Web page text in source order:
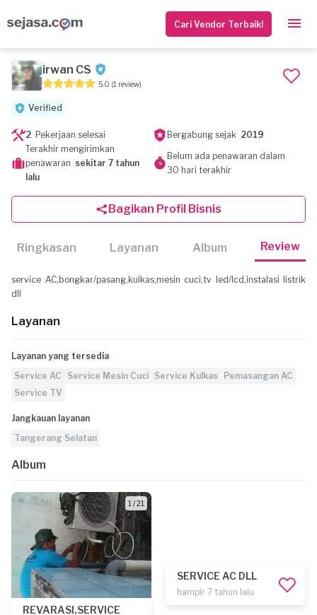
Cari Vendor Terbaik!
irwan CS
5.0 (1 review)
Verified
2 Pekerjaan selesai Bergabung sejak 2019
Terakhir mengirimkan
penawaran sekitar 7 tahun
lalu
Belum ada penawaran dalam
30 hari terakhir
Bagikan Profil Bisnis
Ringkasan Layanan Album Review
service AC,bongkar/pasang,kulkas,mesin cuci,tv led/lcd,instalasi listrik
dll
Layanan
Layanan yang tersedia
Service AC
Service Mesin Cuci Service Kulkas
Pemasangan AC
Service TV
Jangkauan layanan
Tangerang Selatan
Album
1 / 21
REVARASI,SERVICE
SERVICE AC DLL
hampir 7 tahun lalu